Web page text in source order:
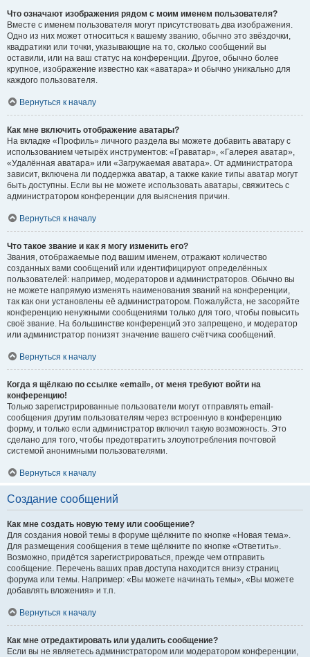
Что означают изображения рядом с моим именем пользователя?
Вместе с именем пользователя могут присутствовать два изображения.
Одно из них может относиться к вашему званию, обычно это звёздочки,
квадратики или точки, указывающие на то, сколько сообщений вы
оставили, или на ваш статус на конференции. Другое, обычно более
крупное, изображение известно как «аватара» и обычно уникально для
каждого пользователя.
Вернуться к началу
Как мне включить отображение аватары?
На вкладке «Профиль» личного раздела вы можете добавить аватару с
использованием четырёх инструментов: «Граватар», «Галерея аватар»,
«Удалённая аватара» или «Загружаемая аватара». От администратора
зависит, включена ли поддержка аватар, а также какие типы аватар могут
быть доступны. Если вы не можете использовать аватары, свяжитесь с
администратором конференции для выяснения причин.
Вернуться к началу
Что такое звание и как я могу изменить его?
Звания, отображаемые под вашим именем, отражают количество
созданных вами сообщений или идентифицируют определённых
пользователей: например, модераторов и администраторов. Обычно вы
не можете напрямую изменять наименования званий на конференции,
так как они установлены её администратором. Пожалуйста, не засоряйте
конференцию ненужными сообщениями только для того, чтобы повысить
своё звание. На большинстве конференций это запрещено, и модератор
или администратор понизят значение вашего счётчика сообщений.
Вернуться к началу
Когда я щёлкаю по ссылке «email», от меня требуют войти на
конференцию!
Только зарегистрированные пользователи могут отправлять email-
сообщения другим пользователям через встроенную в конференцию
форму, и только если администратор включил такую возможность. Это
сделано для того, чтобы предотвратить злоупотребления почтовой
системой анонимными пользователями.
Вернуться к началу
Создание сообщений
Как мне создать новую тему или сообщение?
Для создания новой темы в форуме щёлкните по кнопке «Новая тема».
Для размещения сообщения в теме щёлкните по кнопке «Ответить».
Возможно, придётся зарегистрироваться, прежде чем отправить
сообщение. Перечень ваших прав доступа находится внизу страниц
форума или темы. Например: «Вы можете начинать темы», «Вы можете
добавлять вложения» и т.п.
Вернуться к началу
Как мне отредактировать или удалить сообщение?
Если вы не являетесь администратором или модератором конференции,